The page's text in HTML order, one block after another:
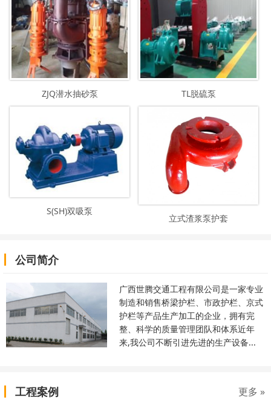
ZJQ潜水抽砂泵 TL脱硫泵
S(SH)双吸泵
立式渣浆泵护套
公司简介
广西世腾交通工程有限公司是一家专业
制造和销售桥梁护栏、市政护栏、京式
护栏等产品生产加工的企业，拥有完
整、科学的质量管理团队和体系近年
来,我公司不断引进先进的生产设备...
工程案例 更多 »